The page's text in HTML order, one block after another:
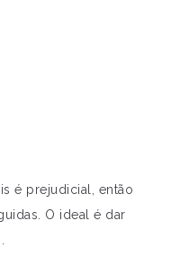
é prejudicial, então
O ideal é dar